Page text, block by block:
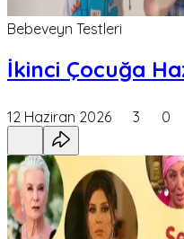
Bebeveyn Testleri
İkinci Çocuğa
12 Haziran 2026 3 0